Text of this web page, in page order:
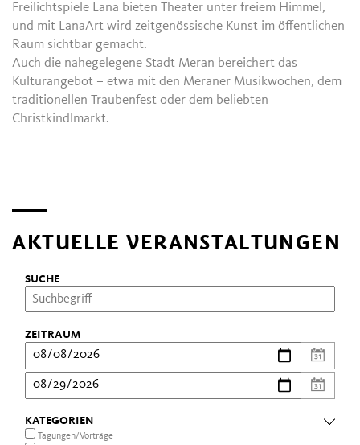
Freilichtspiele Lana bieten Theater unter freiem Himmel,
und mit LanaArt wird zeitgenössische Kunst im öffentlichen
Raum sichtbar gemacht.
Auch die nahegelegene Stadt Meran bereichert das
Kulturangebot – etwa mit den Meraner Musikwochen, dem
traditionellen Traubenfest oder dem beliebten
Christkindlmarkt.
AKTUELLE VERANSTALTUNGEN
SUCHE
ZEITRAUM
KATEGORIEN
Tagungen/Vorträge